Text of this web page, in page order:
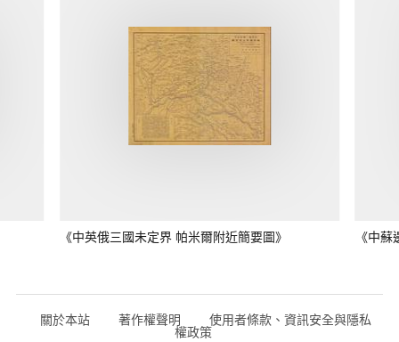
《中英俄三國未定界 帕米爾附近簡要圖》 《中
關於本站 著作權聲明 使用者條款、資訊安全與隱私
權政策